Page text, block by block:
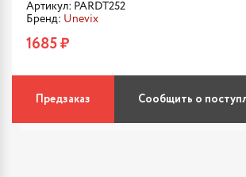
Артикул: PARDT252
Бренд: Unevix
1685 ₽
Предзаказ Сообщить о